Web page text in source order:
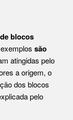
blocos
são
atingidas pelo
a origem, o
dos blocos
pelo